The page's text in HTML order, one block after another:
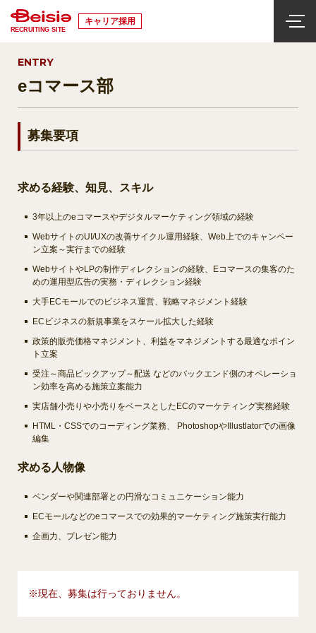
RECRUITING SITE
キャリア採用
ENTRY
eコマース部
募集要項
求める経験、知見、スキル
3年以上のeコマースやデジタルマーケティング領域の経験
WebサイトのUI/UXの改善サイクル運用経験、Web上でのキャンペー
ン立案～実行までの経験
WebサイトやLPの制作ディレクションの経験、Eコマースの集客のた
めの運用型広告の実務・ディレクション経験
大手ECモールでのビジネス運営、戦略マネジメント経験
ECビジネスの新規事業をスケール拡大した経験
政策的販売価格マネジメント、利益をマネジメントする最適なポイン
ト立案
受注～商品ピックアップ～配送 などのバックエンド側のオペレーショ
ン効率を高める施策立案能力
実店舗小売りや小売りをベースとしたECのマーケティング実務経験
HTML・CSSでのコーディング業務、 PhotoshopやIllustlatorでの画像
編集
求める人物像
ベンダーや関連部署との円滑なコミュニケーション能力
ECモールなどのeコマースでの効果的マーケティング施策実行能力
企画力、プレゼン能力
※現在、募集は行っておりません。